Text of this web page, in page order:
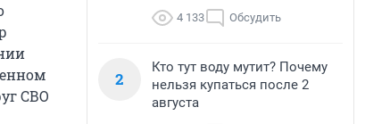
СВО
4 133 Обсудить
2
Кто тут воду мутит? Почему
нельзя купаться после 2
августа